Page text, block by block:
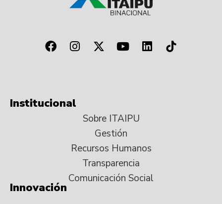
Institucional
Sobre ITAIPU
Gestión
Recursos Humanos
Transparencia
Comunicación Social
Innovación